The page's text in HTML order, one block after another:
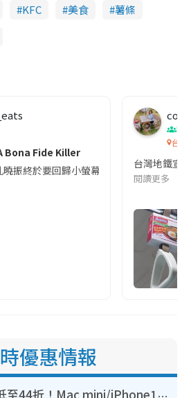
KFC 美食
薯條
Bona Fide Killer
振終於要回歸小螢幕啦!這次的劇本改編
co
吹
台灣
台灣地鐵宣
閱讀更多
優惠情報